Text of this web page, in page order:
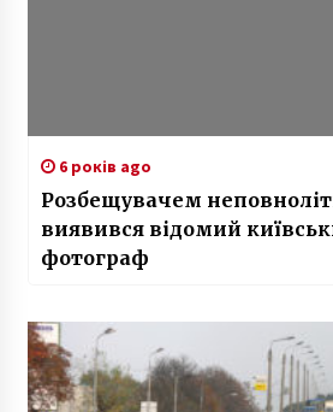
6 років ago
Розбещувачем
виявився відомий
фотограф